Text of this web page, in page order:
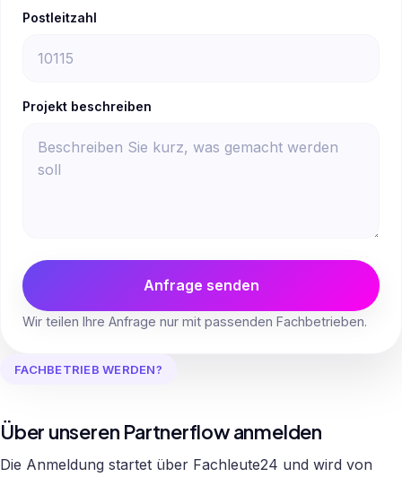
Postleitzahl
Projekt beschreiben
Anfrage senden
Wir teilen Ihre Anfrage nur mit passenden Fachbetrieben.
FACHBETRIEB WERDEN?
Über unseren Partnerflow anmelden
Die Anmeldung startet über Fachleute24 und wird von